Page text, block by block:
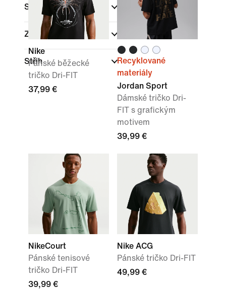
Sporty
Značka
Střih
Nike
Pánské běžecké
tričko Dri-FIT
37,99 €
Recyklované
materiály
Jordan Sport
Dámské tričko Dri-
FIT s grafickým
motivem
39,99 €
NikeCourt
Pánské tenisové
tričko Dri-FIT
39,99 €
Nike ACG
Pánské tričko Dri-FIT
49,99 €